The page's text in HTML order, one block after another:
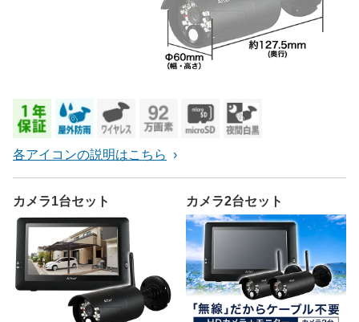
各アイコンの説明はこちら
カメラ1台セット カメラ2台セット